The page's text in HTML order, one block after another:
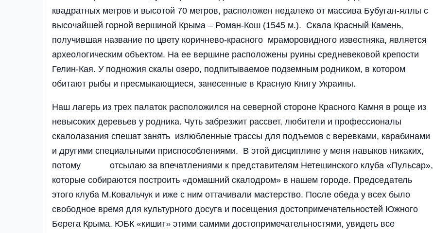
квадратных метров и высотой 70 метров, расположен недалеко от массива Бубуган-яллы с
высочайшей горной вершиной Крыма – Роман-Кош (1545 м.). Скала Красный Камень,
получившая название по цвету коричнево-красного мраморовидного известняка, является
археологическим объектом. На ее вершине расположены руины средневековой крепости
Гелин-Кая. У подножия скалы озеро, подпитываемое подземным родником, в котором
обитают рыбы и пресмыкающиеся, занесенные в Красную Книгу Украины.
Наш лагерь из трех палаток расположился на северной стороне Красного Камня в роще из
невысоких деревьев у родника. Чуть забрезжит рассвет, любители и профессионалы
скалолазания спешат занять излюбленные трассы для подъемов с веревками, карабинами
и другими специальными приспособлениями. В этой дисциплине у меня навыков никаких,
потому отсылаю за впечатлениями к представителям Нетешинского клуба «Пульсар»,
которые собираются построить «домашний скалодром» в нашем городе. Председатель
этого клуба М.Ковальчук и иже с ним оттачивали мастерство. После обеда у всех было
свободное время для культурного досуга и посещения достопримечательностей Южного
Берега Крыма. ЮБК «кишит» этими самими достопримечательностями, увидеть все